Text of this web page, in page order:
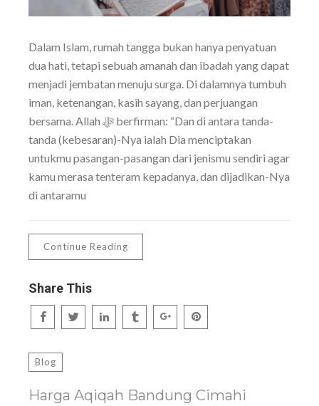
Dalam Islam, rumah tangga bukan hanya penyatuan
dua hati, tetapi sebuah amanah dan ibadah yang dapat
menjadi jembatan menuju surga. Di dalamnya tumbuh
iman, ketenangan, kasih sayang, dan perjuangan
bersama. Allah ﷻ berfirman: “Dan di antara tanda-
tanda (kebesaran)-Nya ialah Dia menciptakan
untukmu pasangan-pasangan dari jenismu sendiri agar
kamu merasa tenteram kepadanya, dan dijadikan-Nya
di antaramu
Continue Reading
Share This
Blog
Harga Aqiqah Bandung Cimahi